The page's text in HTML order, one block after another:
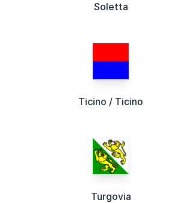
Soletta
Ticino / Ticino
Turgovia